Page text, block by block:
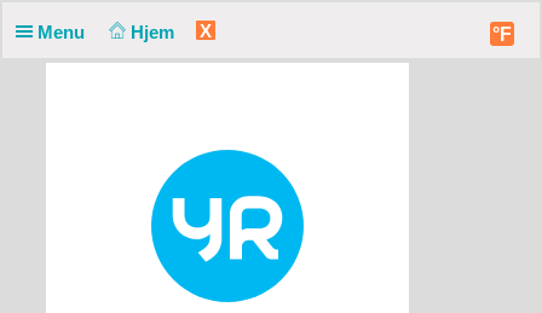
Menu Hjem X °F